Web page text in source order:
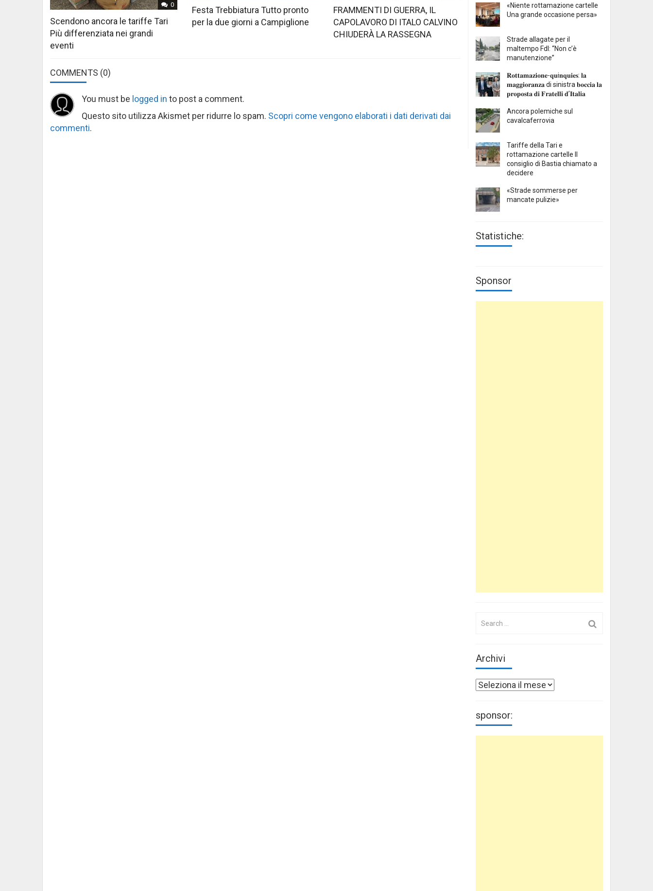
0
Scendono ancora le tariffe Tari
Più differenziata nei grandi
eventi
Festa Trebbiatura Tutto pronto
per la due giorni a Campiglione
FRAMMENTI DI GUERRA, IL
CAPOLAVORO DI ITALO CALVINO
CHIUDERÀ LA RASSEGNA
COMMENTS (0)
You must be logged in to post a comment.
Questo sito utilizza Akismet per ridurre lo spam. Scopri come vengono elaborati i dati derivati dai
commenti.
«Niente rottamazione cartelle
Una grande occasione persa»
Strade allagate per il
maltempo FdI: “Non c’è
manutenzione”
𝐑𝐨𝐭𝐭𝐚𝐦𝐚𝐳𝐢𝐨𝐧𝐞-𝐪𝐮i𝐧𝐪𝐮𝐢𝐞𝐬: 𝐥𝐚
𝐦𝐚𝐠𝐠𝐢𝐨𝐫𝐚𝐧𝐳𝐚 di sinistra 𝐛𝐨𝐜𝐜𝐢𝐚 𝐥𝐚
𝐩𝐫𝐨𝐩𝐨𝐬𝐭𝐚 𝐝𝐢 𝐅𝐫𝐚𝐭𝐞𝐥𝐥𝐢 𝐝’𝐈𝐭𝐚𝐥𝐢𝐚
Ancora polemiche sul
cavalcaferrovia
Tariffe della Tari e
rottamazione cartelle Il
consiglio di Bastia chiamato a
decidere
«Strade sommerse per
mancate pulizie»
Statistiche:
Sponsor
Search
Archivi
Archivi
sponsor: